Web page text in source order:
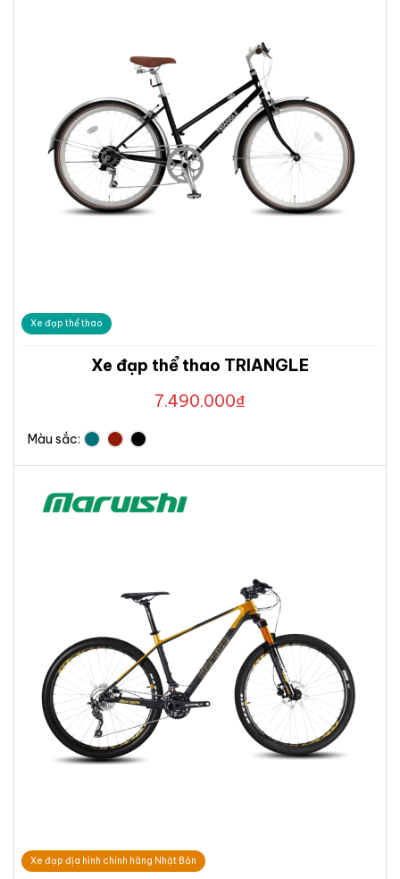
Xe đạp thể thao
Xe đạp thể thao TRIANGLE
7.490.000₫
Màu sắc:
Xe đạp địa hình chính hãng Nhật Bản